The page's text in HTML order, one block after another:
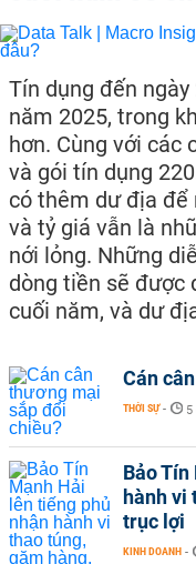
Tín dụng đến
năm 2025, trong
hơn. Cùng với các
và gói tín dụng
có thêm dư địa để
và tỷ giá vẫn là
nới lỏng. Những
dòng tiền sẽ được
cuối năm, và dư
Cán
THỜI SỰ -
Bảo
hành vi
trục lợi
KINH DOANH -